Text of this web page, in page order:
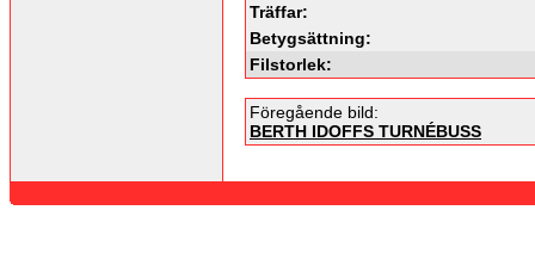
Träffar:
Betygsättning:
Filstorlek:
Föregående bild:
BERTH IDOFFS TURNÉBUSS